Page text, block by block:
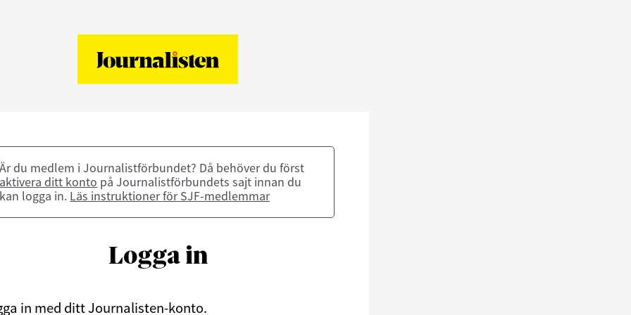
Är du medlem i Journalistförbundet? Då behöver du först
aktivera ditt konto på Journalistförbundets sajt innan du
kan logga in. Läs instruktioner för SJF-medlemmar
Logga in
in med ditt Journalisten-konto.